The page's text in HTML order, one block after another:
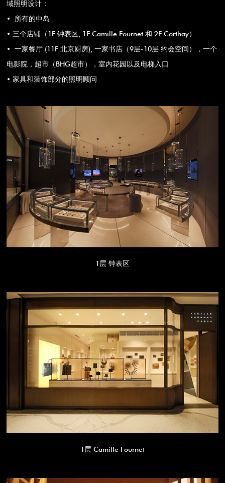
域照明设计：
• 所有的中岛
• 三个店铺（1F 钟表区, 1F Camille Fournet 和 2F Corthay）
• 一家餐厅 (11F 北京厨房), 一家书店（9层-10层 约会空间），一个
电影院，超市（BHG超市），室内花园以及电梯入口
• 家具和装饰部分的照明顾问
1层 钟表区
1层 Camille Fournet